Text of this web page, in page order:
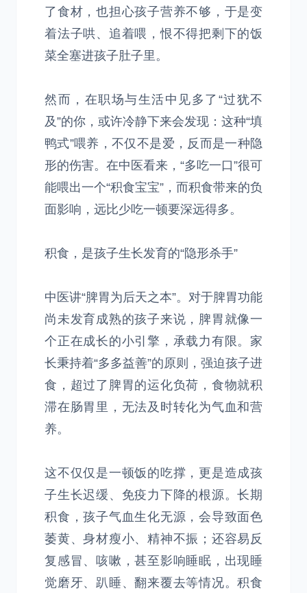
了食材，也担心孩子营养不够，于是变
着法子哄、追着喂，恨不得把剩下的饭
菜全塞进孩子肚子里。
然而，在职场与生活中见多了“过犹不
及”的你，或许冷静下来会发现：这种“填
鸭式”喂养，不仅不是爱，反而是一种隐
形的伤害。在中医看来，“多吃一口”很可
能喂出一个“积食宝宝”，而积食带来的负
面影响，远比少吃一顿要深远得多。
积食，是孩子生长发育的“隐形杀手”
中医讲“脾胃为后天之本”。对于脾胃功能
尚未发育成熟的孩子来说，脾胃就像一
个正在成长的小引擎，承载力有限。家
长秉持着“多多益善”的原则，强迫孩子进
食，超过了脾胃的运化负荷，食物就积
滞在肠胃里，无法及时转化为气血和营
养。
这不仅仅是一顿饭的吃撑，更是造成孩
子生长迟缓、免疫力下降的根源。长期
积食，孩子气血生化无源，会导致面色
萎黄、身材瘦小、精神不振；还容易反
复感冒、咳嗽，甚至影响睡眠，出现睡
觉磨牙、趴睡、翻来覆去等情况。积食